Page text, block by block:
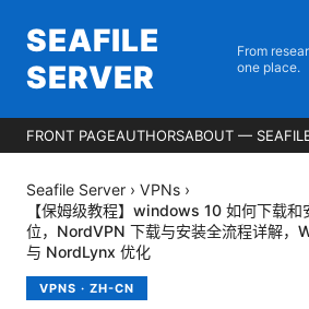
SEAFILE
SERVER
From
one place.
FRONT PAGEAUTHORSABOUT —
Seafile Server › VPNs ›
【保姆级教程】windows 10 如何下载
位，NordVPN 下载与安装全流程详解，
与 NordLynx 优化
VPNS · ZH-CN